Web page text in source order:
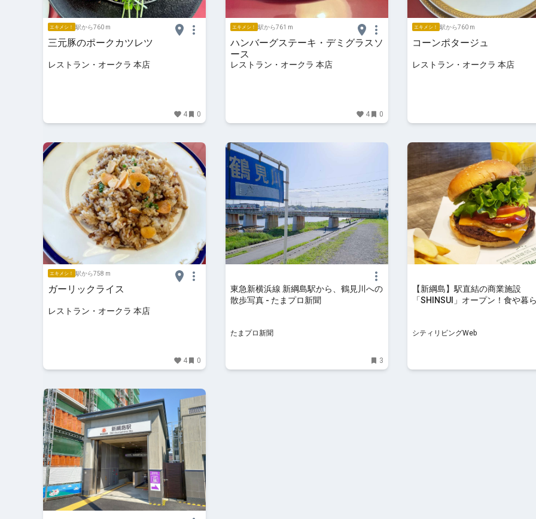
エキメシ！ 駅から760 m
三元豚のポークカツレツ
レストラン・オークラ 本店
4 0
エキメシ！ 駅から761 m
ハンバーグステーキ・デミグラスソ
ース
レストラン・オークラ 本店
4 0
エキメシ！ 駅から760 m
コーンポタージュ
レストラン・オークラ 本店
エキメシ！ 駅から758 m
ガーリックライス
レストラン・オークラ 本店
4 0
東急新横浜線 新綱島駅から、鶴見川への
散歩写真 - たまプロ新聞
たまプロ新聞
3
【新綱島】駅直結の商業施設
「SHINSUI」オープン！食や暮
シティリビングWeb